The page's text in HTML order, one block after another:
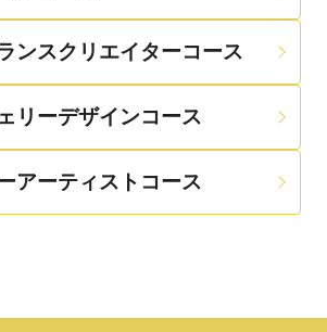
ンスクリエイターコース
リーデザインコース
アーティストコース